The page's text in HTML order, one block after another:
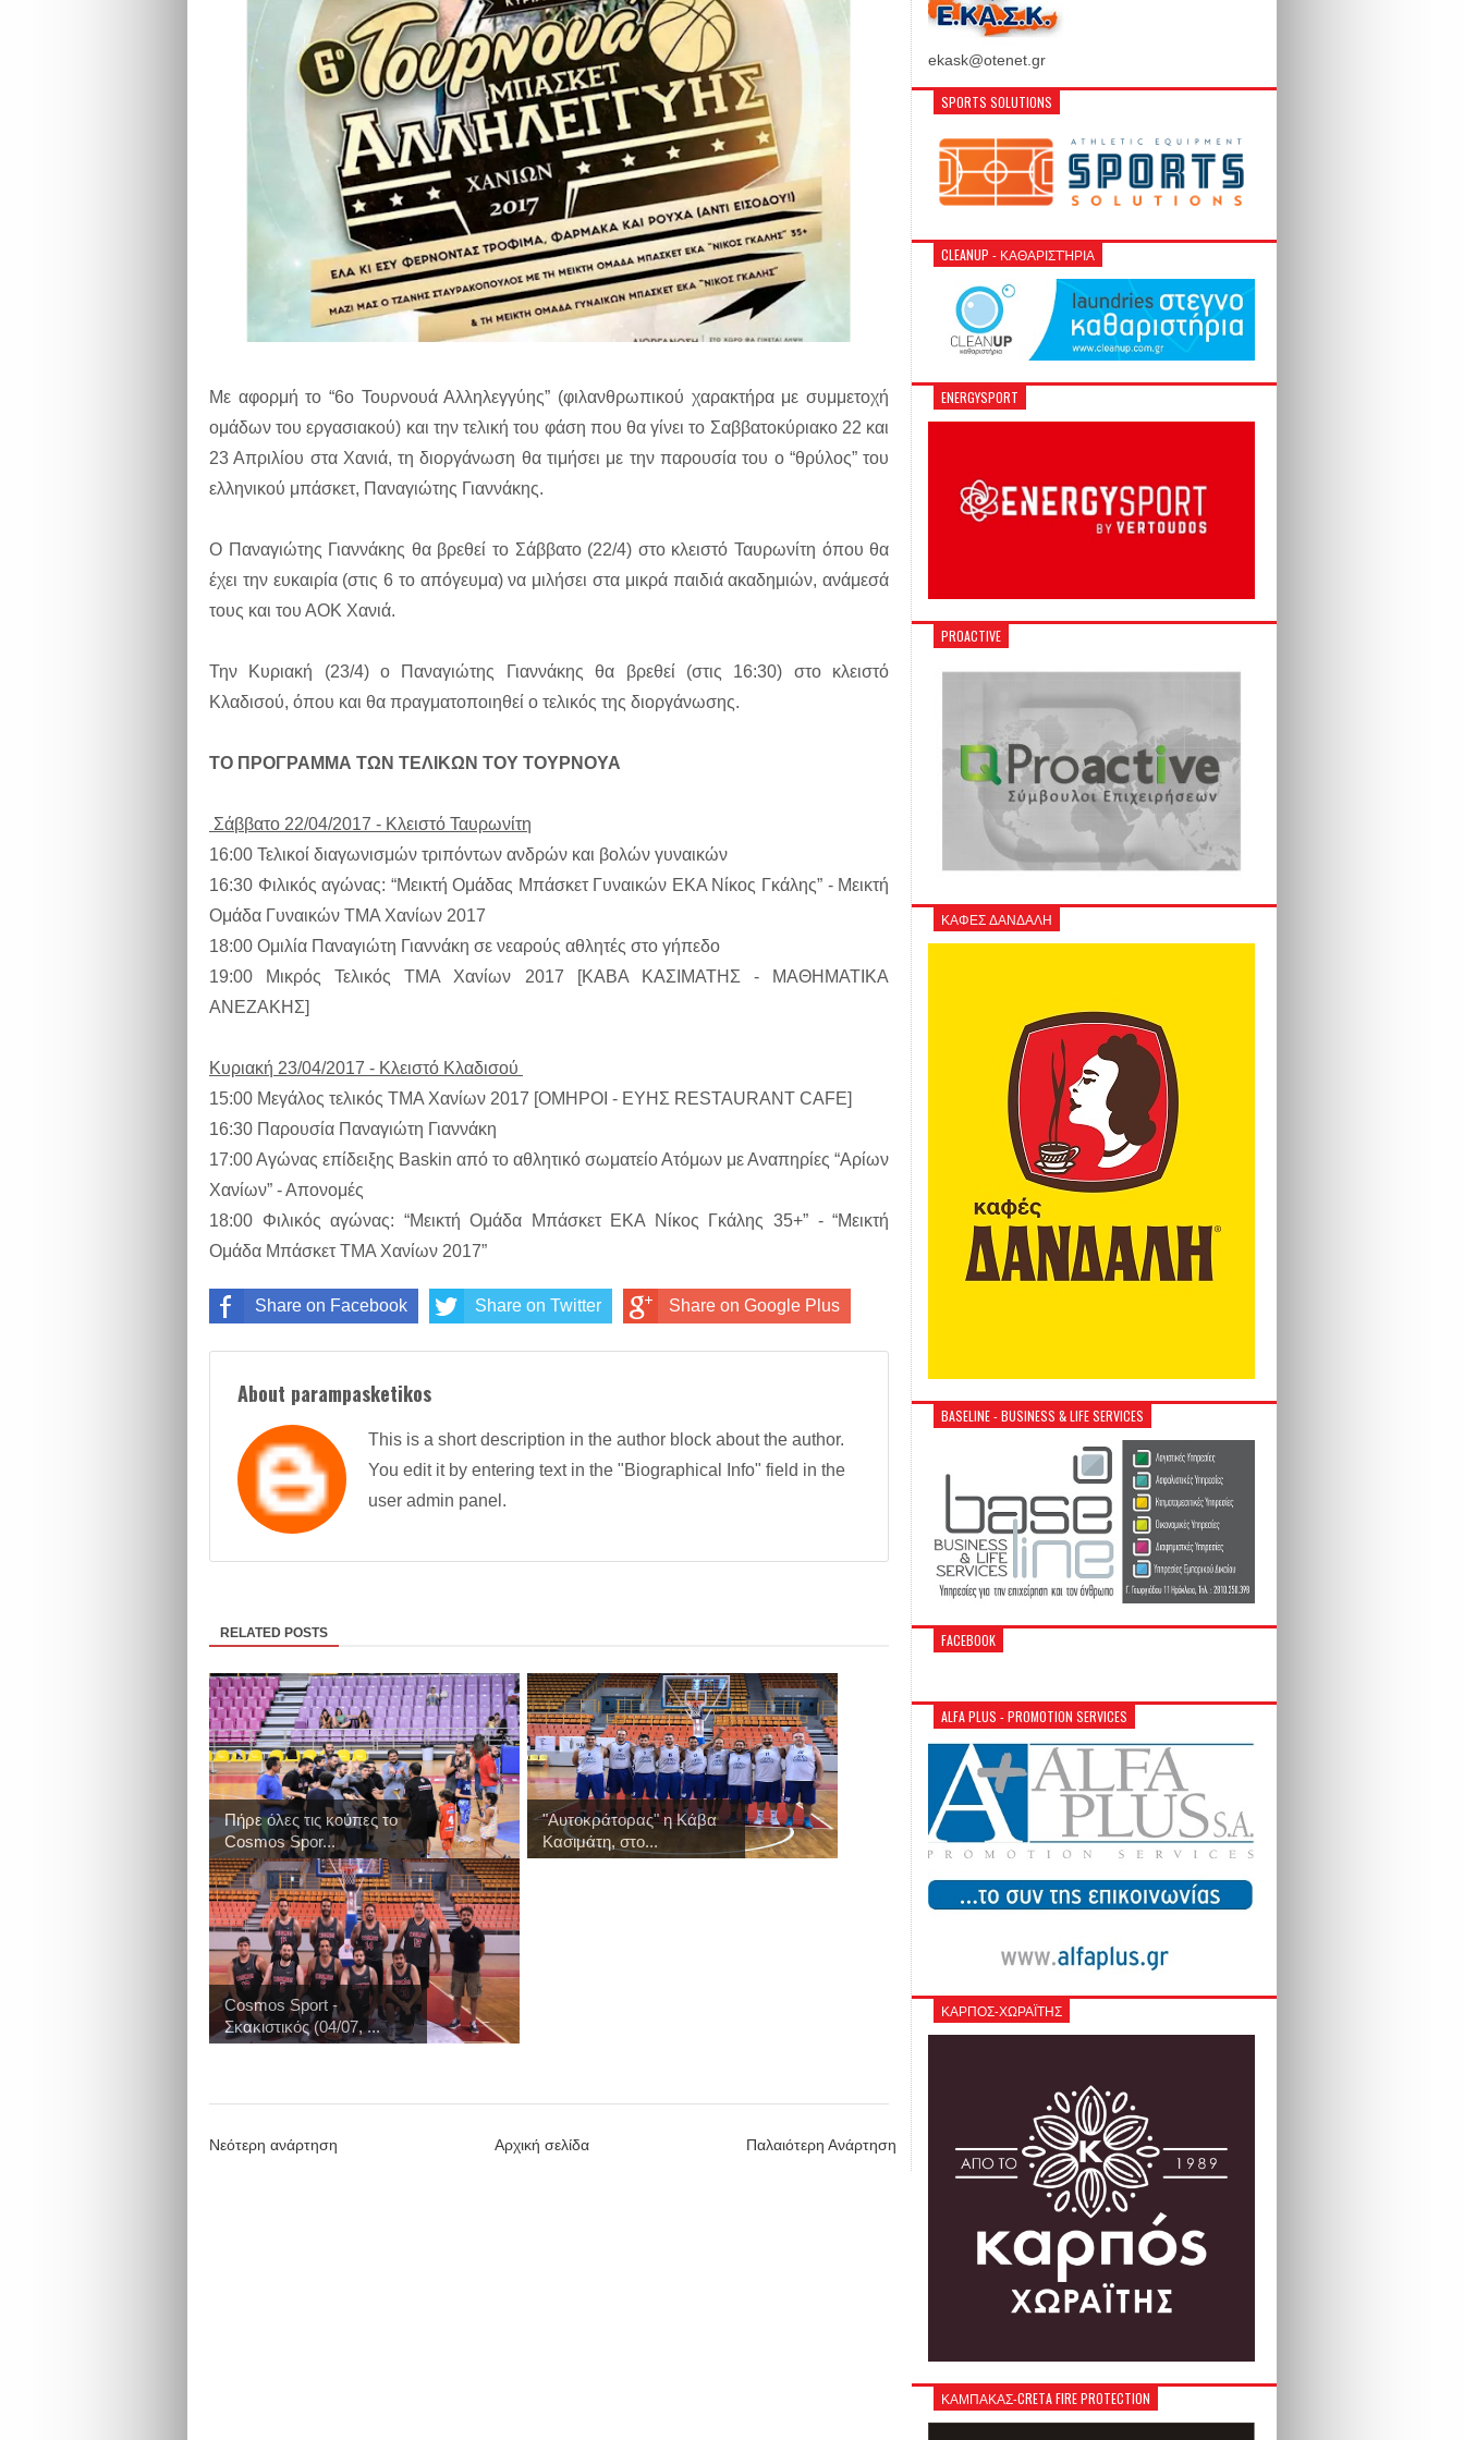
Με αφορμή το “6ο Τουρνουά Αλληλεγγύης” (φιλανθρωπικού χαρακτήρα με συμμετοχή
ομάδων του εργασιακού) και την τελική του φάση που θα γίνει το Σαββατοκύριακο 22 και
23 Απριλίου στα Χανιά, τη διοργάνωση θα τιμήσει με την παρουσία του ο “θρύλος” του
ελληνικού μπάσκετ, Παναγιώτης Γιαννάκης.
Ο Παναγιώτης Γιαννάκης θα βρεθεί το Σάββατο (22/4) στο κλειστό Ταυρωνίτη όπου θα
έχει την ευκαιρία (στις 6 το απόγευμα) να μιλήσει στα μικρά παιδιά ακαδημιών, ανάμεσά
τους και του ΑΟΚ Χανιά.
Την Κυριακή (23/4) ο Παναγιώτης Γιαννάκης θα βρεθεί (στις 16:30) στο κλειστό
Κλαδισού, όπου και θα πραγματοποιηθεί ο τελικός της διοργάνωσης.
TO ΠΡΟΓΡΑΜΜΑ ΤΩΝ ΤΕΛΙΚΩΝ ΤΟΥ ΤΟΥΡΝΟΥΑ
Σάββατο 22/04/2017 - Κλειστό Ταυρωνίτη
16:00 Τελικοί διαγωνισμών τριπόντων ανδρών και βολών γυναικών
16:30 Φιλικός αγώνας: “Μεικτή Ομάδας Μπάσκετ Γυναικών ΕΚΑ Νίκος Γκάλης” - Μεικτή
Ομάδα Γυναικών ΤΜΑ Χανίων 2017
18:00 Ομιλία Παναγιώτη Γιαννάκη σε νεαρούς αθλητές στο γήπεδο
19:00 Μικρός Τελικός ΤΜΑ Χανίων 2017 [ΚΑΒΑ ΚΑΣΙΜΑΤΗΣ - ΜΑΘΗΜΑΤΙΚΑ
ΑΝΕΖΑΚΗΣ]
Κυριακή 23/04/2017 - Κλειστό Κλαδισού
15:00 Μεγάλος τελικός ΤΜΑ Χανίων 2017 [ΟΜΗΡΟΙ - ΕΥΗΣ RESTAURANT CAFE]
16:30 Παρουσία Παναγιώτη Γιαννάκη
17:00 Αγώνας επίδειξης Baskin από το αθλητικό σωματείο Ατόμων με Αναπηρίες “Αρίων
Χανίων” - Απονομές
18:00 Φιλικός αγώνας: “Μεικτή Ομάδα Μπάσκετ ΕΚΑ Νίκος Γκάλης 35+” - “Μεικτή
Ομάδα Μπάσκετ ΤΜΑ Χανίων 2017”
Share on Facebook Share on Twitter Share on Google Plus
About parampasketikos
This is a short description in the author block about the author.
You edit it by entering text in the "Biographical Info" field in the
user admin panel.
RELATED POSTS
Πήρε όλες τις κούπες το
Cosmos Spor...
"Αυτοκράτορας" η Κάβα
Κασιμάτη, στο...
Cosmos Sport -
Σκακιστικός (04/07, ...
Νεότερη ανάρτηση Παλαιότερη Ανάρτηση
Αρχική σελίδα
ekask@otenet.gr
SPORTS SOLUTIONS
CLEANUP - ΚΑΘΑΡΙΣΤΉΡΙΑ
ENERGYSPORT
PROACTIVE
ΚΑΦΕΣ ΔΑΝΔΑΛΗ
BASELINE - BUSINESS & LIFE SERVICES
FACEBOOK
ALFA PLUS - PROMOTION SERVICES
ΚΑΡΠΟΣ-ΧΩΡΑΪΤΗΣ
ΚΑΜΠΑΚΑΣ-CRETA FIRE PROTECTION